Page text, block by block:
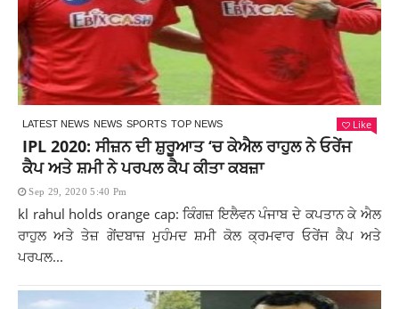
LATEST NEWS NEWS SPORTS TOP NEWS Like
IPL 2020: ਸੀਜ਼ਨ ਦੀ ਸ਼ੁਰੂਆਤ ‘ਚ ਕੇਐਲ ਰਾਹੁਲ ਨੇ ਓਰੇਂਜ
ਕੈਪ ਅਤੇ ਸ਼ਮੀ ਨੇ ਪਰਪਲ ਕੈਪ ਕੀਤਾ ਕਬਜ਼ਾ
Sep 29, 2020 5:40 Pm
kl rahul holds orange cap: ਕਿੰਗਜ਼ ਇਲੈਵਨ ਪੰਜਾਬ ਦੇ ਕਪਤਾਨ ਕੇ ਐਲ
ਰਾਹੁਲ ਅਤੇ ਤੇਜ਼ ਗੇਂਦਬਾਜ਼ ਮੁਹੰਮਦ ਸ਼ਮੀ ਕੋਲ ਕ੍ਰਮਵਾਰ ਓਰੇਂਜ ਕੈਪ ਅਤੇ
ਪਰਪਲ...